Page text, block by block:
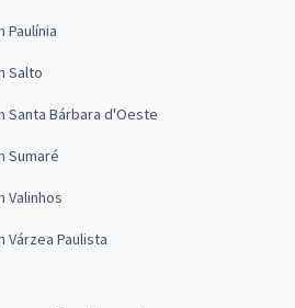
Paulínia
Salto
Santa Bárbara d'Oeste
Sumaré
Valinhos
Várzea Paulista